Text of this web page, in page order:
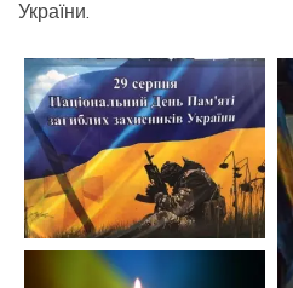
України.